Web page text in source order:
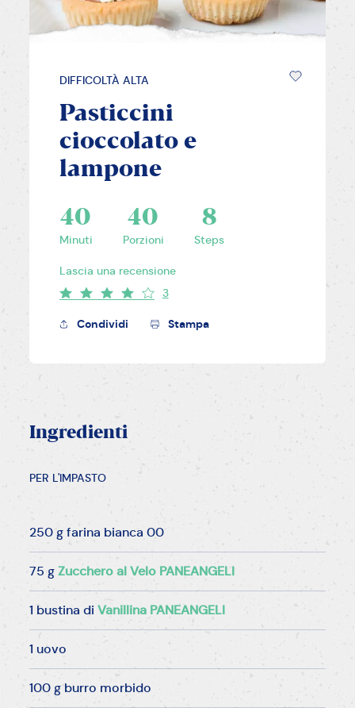
DIFFICOLTÀ ALTA
Pasticcini
cioccolato e
lampone
40
Minuti
40
Porzioni
8
Steps
Lascia una recensione
3
Condividi Stampa
Ingredienti
PER L'IMPASTO
250 g farina bianca 00
75 gZucchero al Velo PANEANGELI
1 bustina diVanillina PANEANGELI
1 uovo
100 g burro morbido